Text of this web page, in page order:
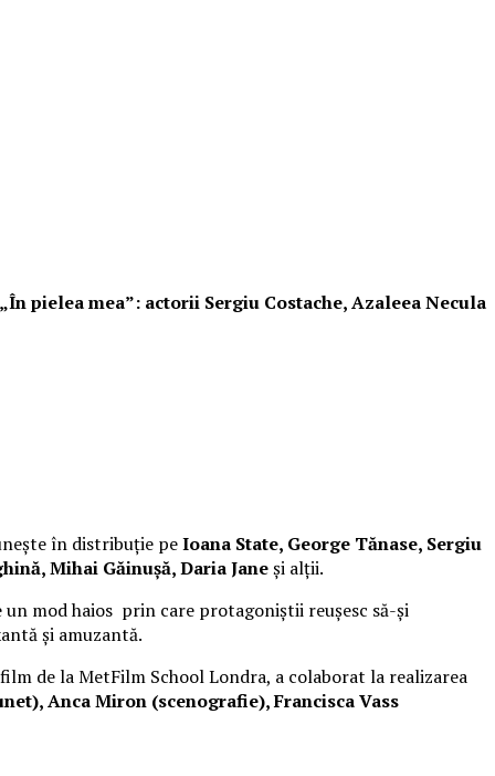
pielea mea”: actorii Sergiu Costache, Azaleea Necula
în distribuție peIoana State, George Tănase, Sergiu
Mihai Găinușă, Daria Janeși alții.
un mod haios prin care protagoniștii reușesc să-și
și amuzantă.
de la MetFilm School Londra, a colaborat la realizarea
Anca Miron (scenografie), Francisca Vass